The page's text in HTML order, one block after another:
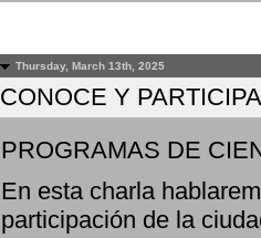
Thursday, March 13th, 2025
CONOCE Y
PROGRAMAS DE
En esta charla
participación de la